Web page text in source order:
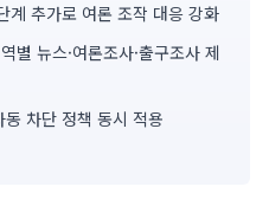
계 추가로 여론 조작 대응 강화
별 뉴스·여론조사·출구조사 제
차단 정책 동시 적용